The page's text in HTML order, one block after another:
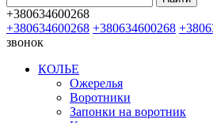
+380634600268
+380634600268 +380634600268
звонок
КОЛЬЕ
Ожерелья
Воротники
Запонки на воротник